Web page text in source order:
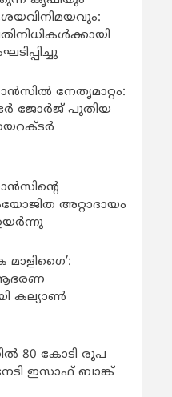
നേതൃമാറ്റം:
ജോർജ് പുതിയ
അറ്റാദായം
ആഭരണ
കല്യാണ്‍
80 കോടി രൂപ
ഇസാഫ് ബാങ്ക്